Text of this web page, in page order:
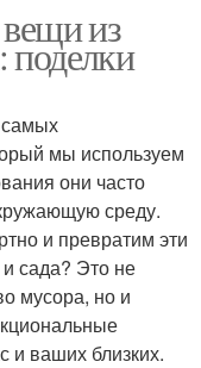
из
поделки
самых
мы используем
они часто
среду.
и превратим эти
сада? Это не
мусора, но и
и ваших близких.